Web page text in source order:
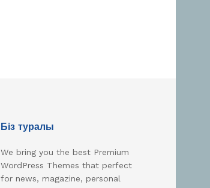
Біз туралы
We bring you the best Premium
WordPress Themes that perfect
for news, magazine, personal